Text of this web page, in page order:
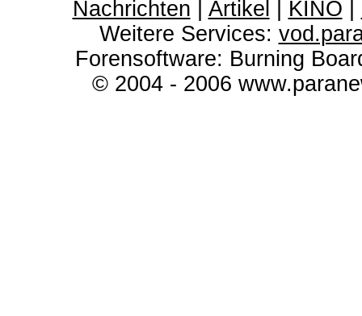
Nachrichten
Artikel KINO
Weitere Services:
Forensoftware: Burning
© 2004 - 2006